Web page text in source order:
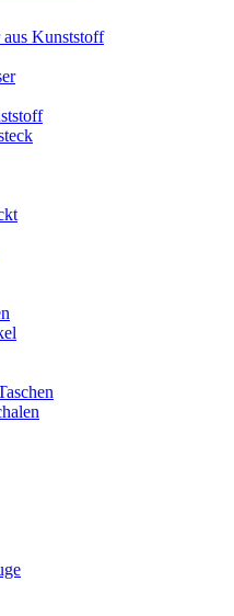
Kunststoff